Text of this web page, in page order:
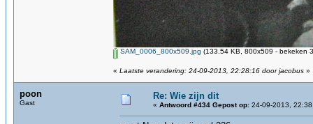
SAM_0006_800x509.jpg (133.54 KB, 800x509 - bekeken
« Laatste verandering: 24-09-2013, 22:28:16 door jacobus »
poon
Gast
Re: Wie zijn dit
« Antwoord #434 Gepost op: 24-09-2013,